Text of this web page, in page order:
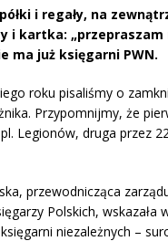
i regały, na
i kartka: „przepraszam
ma już księgarni PWN.
roku pisaliśmy o
Przypomnijmy, że
Legionów, druga przez
przewodnicząca
Polskich, wskazała
niezależnych –